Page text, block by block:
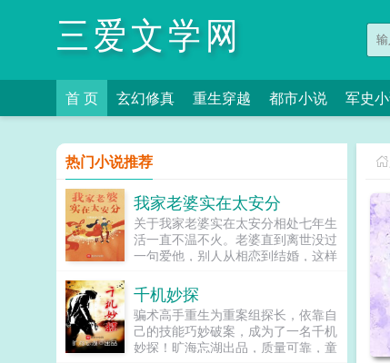
三爱文学网
首 页 玄幻修真 重生穿越 都市小说 军史
热门小说推荐
我家老婆实在太安分
关于我家老婆实在太安分相处七年生
活一直不温不火。老婆直到离世没过
一句爱他，别人从相恋到结婚，这样
杨阳重生回到了两个人刚结婚的时
候，这一会他一定要让老婆亲口说出
了...
千机妙探
骗术高手重生为重案组探长，依靠自
己的技能巧妙破案，成为了一名千机
妙探！旷海忘湖出品，质量可靠，童